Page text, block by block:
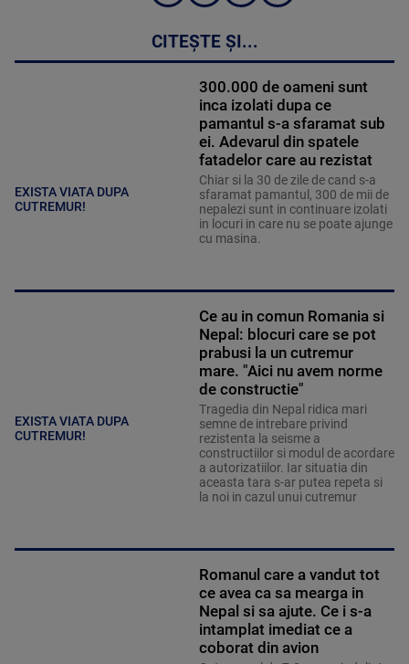
CITEȘTE ȘI...
EXISTA VIATA DUPA
CUTREMUR!
300.000 de oameni sunt
inca izolati dupa ce
pamantul s-a sfaramat sub
ei. Adevarul din spatele
fatadelor care au rezistat
Chiar si la 30 de zile de cand s-a
sfaramat pamantul, 300 de mii de
nepalezi sunt in continuare izolati
in locuri in care nu se poate ajunge
cu masina.
EXISTA VIATA DUPA
CUTREMUR!
Ce au in comun Romania si
Nepal: blocuri care se pot
prabusi la un cutremur
mare. "Aici nu avem norme
de constructie"
Tragedia din Nepal ridica mari
semne de intrebare privind
rezistenta la seisme a
constructiilor si modul de acordare
a autorizatiilor. Iar situatia din
aceasta tara s-ar putea repeta si
la noi in cazul unui cutremur
Romanul care a vandut tot
ce avea ca sa mearga in
Nepal si sa ajute. Ce i s-a
intamplat imediat ce a
coborat din avion